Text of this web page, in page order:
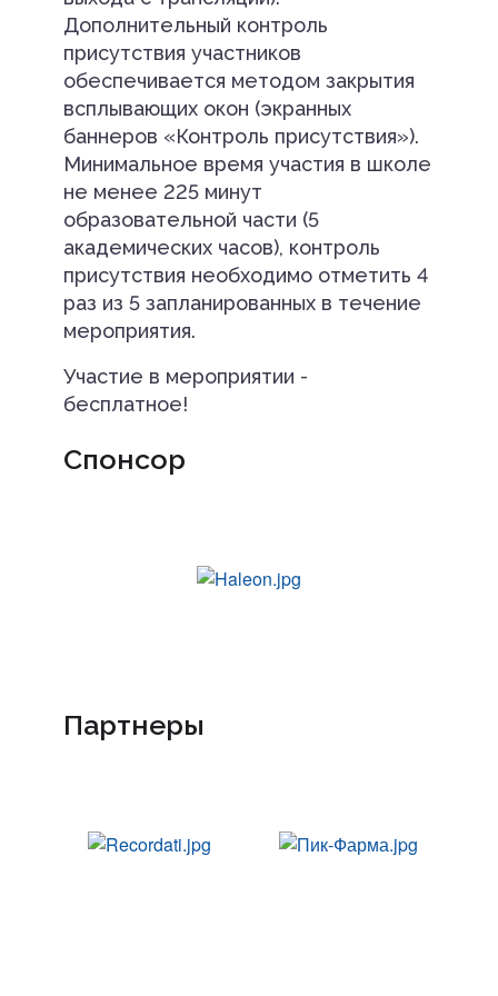
Дополнительный контроль
присутствия участников
обеспечивается методом закрытия
всплывающих окон (экранных
баннеров «Контроль присутствия»).
Минимальное время участия в школе
не менее 225 минут
образовательной части (5
академических часов), контроль
присутствия необходимо отметить 4
раз из 5 запланированных в течение
мероприятия.
Участие в мероприятии -
бесплатное!
Спонсор
Партнеры